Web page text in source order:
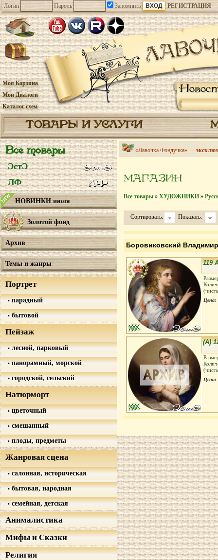
Логин Пароль Запомнить РЕГИСТРАЦИЯ
Моя Корзина
Мои Диалоги
Каталог схем
ТОВАРЫ И УСЛУГИ
Все товары
ЭстЭ
ЛФ
НОВИНКИ июля
Золотой фонд
Архив
Темы и жанры
Портрет
парадный
бытовой
Пейзаж
лесной, парковый
панорамный, морской
городской, сельский
Натюрморт
цветочный
смешанный
плоды, предметы
Жанровая сцена
салонная, историческая
бытовая, народная
семейная, детская
Анималистика
Мифы и Сказки
Религия
«Лавочка Фондучка» —
МАГАЗИН
Все товары » ХУДОЖНИКИ »
Сортировать: Показать:
Боровиковский
119
Цена:
(А)
Цена: